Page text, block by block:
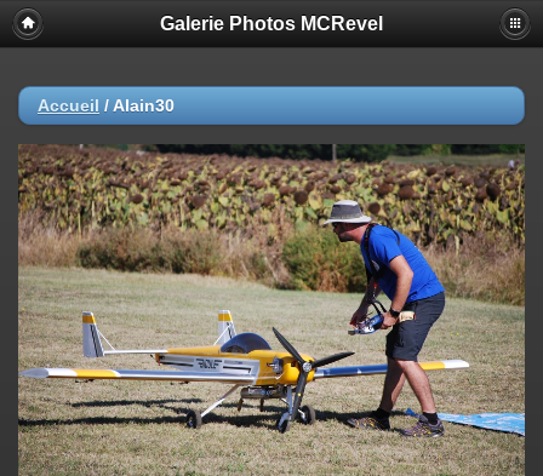
Galerie Photos MCRevel
Accueil / Alain30